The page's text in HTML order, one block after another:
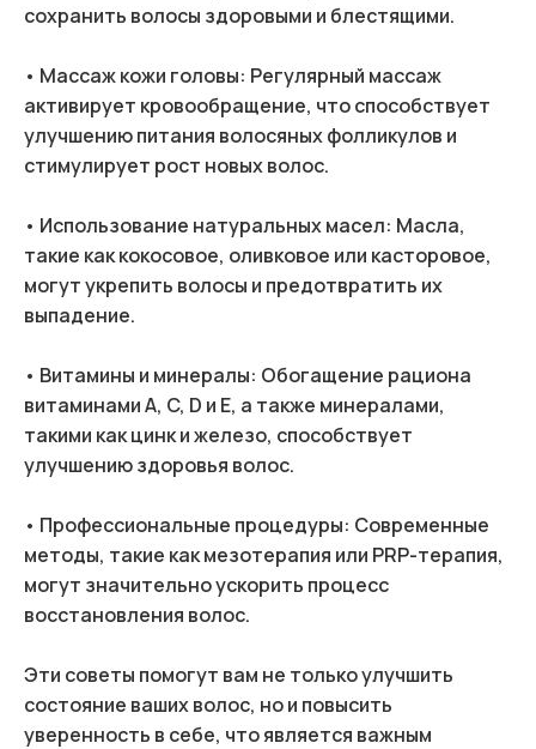
сохранить волосы здоровыми и блестящими.
• Массаж кожи головы: Регулярный массаж
активирует кровообращение, что способствует
улучшению питания волосяных фолликулов и
стимулирует рост новых волос.
• Использование натуральных масел: Масла,
такие как кокосовое, оливковое или касторовое,
могут укрепить волосы и предотвратить их
выпадение.
• Витамины и минералы: Обогащение рациона
витаминами A, C, D и E, а также минералами,
такими как цинк и железо, способствует
улучшению здоровья волос.
• Профессиональные процедуры: Современные
методы, такие как мезотерапия или PRP-терапия,
могут значительно ускорить процесс
восстановления волос.
Эти советы помогут вам не только улучшить
состояние ваших волос, но и повысить
уверенность в себе, что является важным